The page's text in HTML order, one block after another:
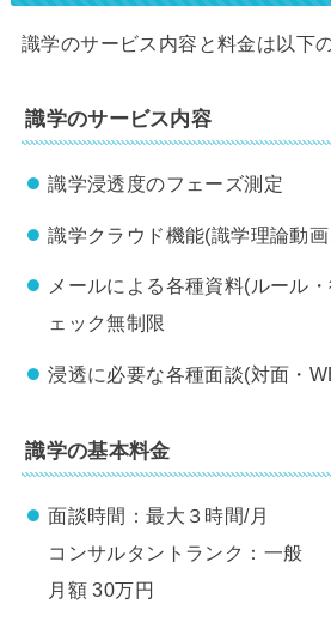
識学のサービス内容と料金は以下
識学のサービス内容
識学浸透度のフェーズ測定
識学クラウド機能(識学理論動
メールによる各種資料(ルール
ェック無制限
浸透に必要な各種面談(対面・
識学の基本料金
面談時間：最大３時間/月
コンサルタントランク：一般
月額 30万円